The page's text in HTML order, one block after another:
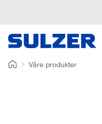
Våre produkter